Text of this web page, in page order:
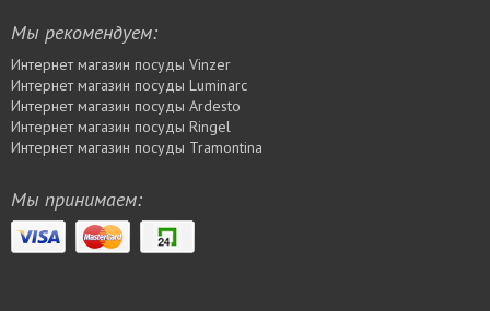
Мы рекомендуем:
Интернет магазин посуды Vinzer
Интернет магазин посуды Luminarc
Интернет магазин посуды Ardesto
Интернет магазин посуды Rіngel
Интернет магазин посуды Tramontina
Мы принимаем: